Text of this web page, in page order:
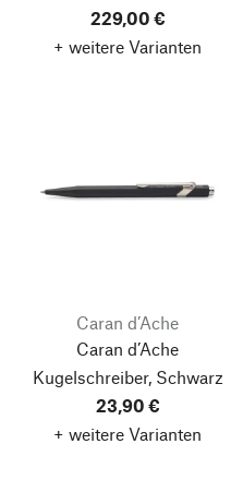
229,00 €
+ weitere Varianten
Caran d’Ache
Caran d’Ache
Kugelschreiber, Schwarz
23,90 €
+ weitere Varianten